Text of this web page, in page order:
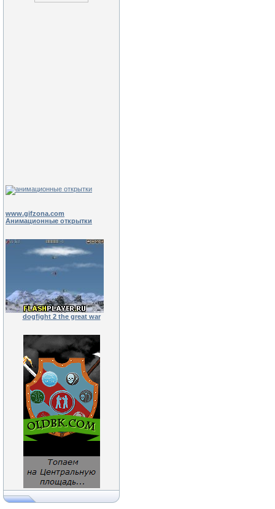
www.gifzona.com
Анимационные открытки
dogfight 2 the great war